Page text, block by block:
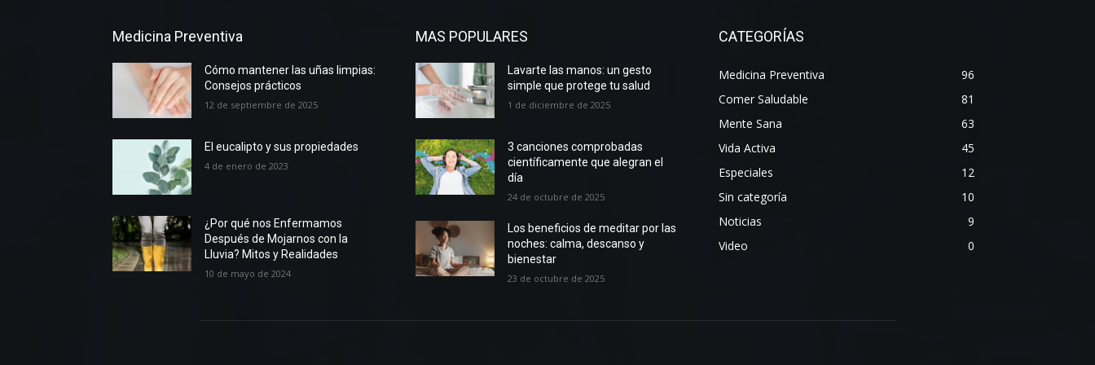
Medicina Preventiva
Cómo mantener las uñas limpias:
Consejos prácticos
12 de septiembre de 2025
El eucalipto y sus propiedades
4 de enero de 2023
¿Por qué nos Enfermamos
Después de Mojarnos con la
Lluvia? Mitos y Realidades
10 de mayo de 2024
MAS POPULARES
Lavarte las manos: un gesto
simple que protege tu salud
1 de diciembre de 2025
3 canciones comprobadas
científicamente que alegran el
día
24 de octubre de 2025
Los beneficios de meditar por las
noches: calma, descanso y
bienestar
23 de octubre de 2025
CATEGORÍAS
Medicina Preventiva
96
Comer Saludable
81
Mente Sana
63
Vida Activa
45
Especiales
12
Sin categoría
10
Noticias
9
Video
0